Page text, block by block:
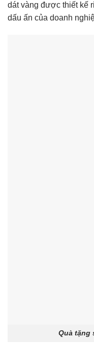
dát vàng được thiết kế
dấu ấn của doanh
Quà tặng